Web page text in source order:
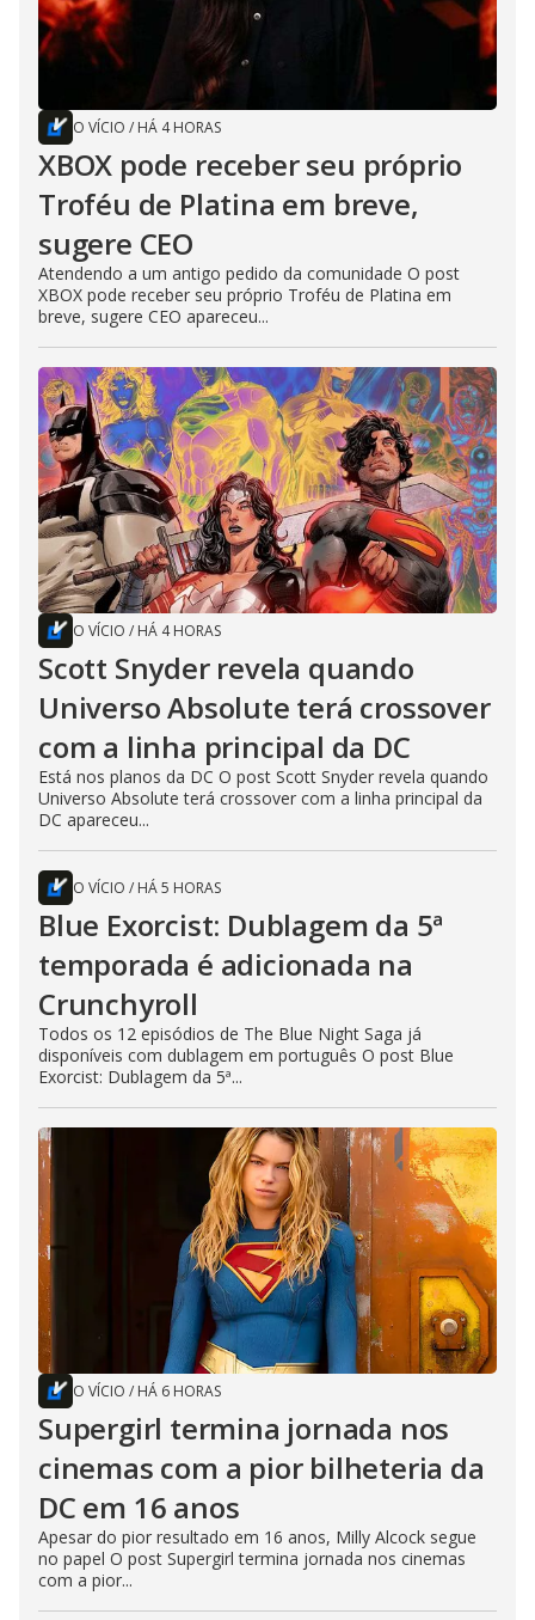
O VÍCIO / HÁ 4 HORAS
XBOX pode receber seu próprio
Troféu de Platina em breve,
sugere CEO
Atendendo a um antigo pedido da comunidade O post
XBOX pode receber seu próprio Troféu de Platina em
breve, sugere CEO apareceu...
O VÍCIO / HÁ 4 HORAS
Scott Snyder revela quando
Universo Absolute terá crossover
com a linha principal da DC
Está nos planos da DC O post Scott Snyder revela quando
Universo Absolute terá crossover com a linha principal da
DC apareceu...
O VÍCIO / HÁ 5 HORAS
Blue Exorcist: Dublagem da 5ª
temporada é adicionada na
Crunchyroll
Todos os 12 episódios de The Blue Night Saga já
disponíveis com dublagem em português O post Blue
Exorcist: Dublagem da 5ª...
O VÍCIO / HÁ 6 HORAS
Supergirl termina jornada nos
cinemas com a pior bilheteria da
DC em 16 anos
Apesar do pior resultado em 16 anos, Milly Alcock segue
no papel O post Supergirl termina jornada nos cinemas
com a pior...